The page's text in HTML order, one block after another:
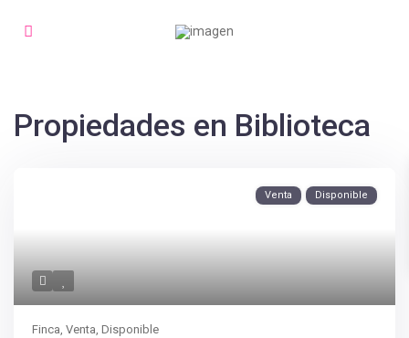
Propiedades en Biblioteca
Venta Disponible
Finca,Venta,Disponible